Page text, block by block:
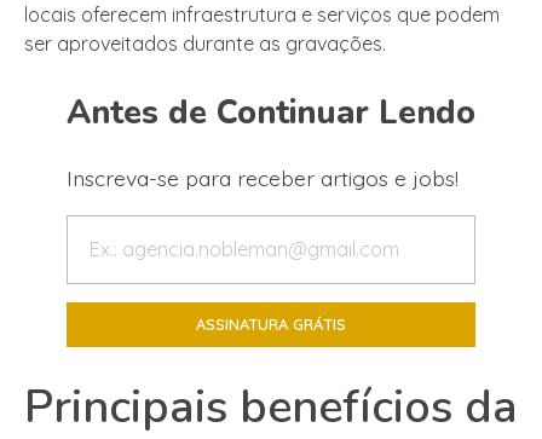
locais oferecem infraestrutura e serviços que podem
ser aproveitados durante as gravações.
Antes de Continuar Lendo
Inscreva-se para receber artigos e jobs!
Principais benefícios da